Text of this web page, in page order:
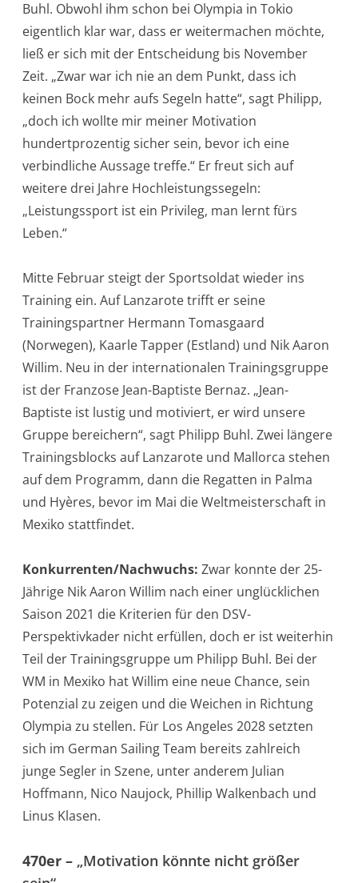
Buhl. Obwohl ihm schon bei Olympia in Tokio
eigentlich klar war, dass er weitermachen möchte,
ließ er sich mit der Entscheidung bis November
Zeit. „Zwar war ich nie an dem Punkt, dass ich
keinen Bock mehr aufs Segeln hatte“, sagt Philipp,
„doch ich wollte mir meiner Motivation
hundertprozentig sicher sein, bevor ich eine
verbindliche Aussage treffe.“ Er freut sich auf
weitere drei Jahre Hochleistungssegeln:
„Leistungssport ist ein Privileg, man lernt fürs
Leben.“
Mitte Februar steigt der Sportsoldat wieder ins
Training ein. Auf Lanzarote trifft er seine
Trainingspartner Hermann Tomasgaard
(Norwegen), Kaarle Tapper (Estland) und Nik Aaron
Willim. Neu in der internationalen Trainingsgruppe
ist der Franzose Jean-Baptiste Bernaz. „Jean-
Baptiste ist lustig und motiviert, er wird unsere
Gruppe bereichern“, sagt Philipp Buhl. Zwei längere
Trainingsblocks auf Lanzarote und Mallorca stehen
auf dem Programm, dann die Regatten in Palma
und Hyères, bevor im Mai die Weltmeisterschaft in
Mexiko stattfindet.
Konkurrenten/Nachwuchs: Zwar konnte der 25-
Jährige Nik Aaron Willim nach einer unglücklichen
Saison 2021 die Kriterien für den DSV-
Perspektivkader nicht erfüllen, doch er ist weiterhin
Teil der Trainingsgruppe um Philipp Buhl. Bei der
WM in Mexiko hat Willim eine neue Chance, sein
Potenzial zu zeigen und die Weichen in Richtung
Olympia zu stellen. Für Los Angeles 2028 setzten
sich im German Sailing Team bereits zahlreich
junge Segler in Szene, unter anderem Julian
Hoffmann, Nico Naujock, Phillip Walkenbach und
Linus Klasen.
470er – „Motivation könnte nicht größer